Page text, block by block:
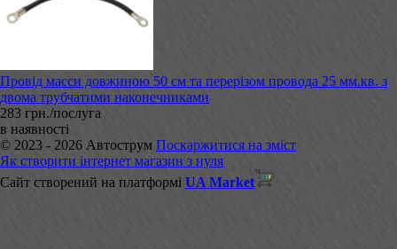
Провід масси довжиною 50 см та перерізом провода 25 мм.кв. з
двома трубчатими наконечниками
283 грн./послуга
в наявності
© 2023 - 2026 Автострум Поскаржитися на зміст
Як створити інтернет магазин з нуля
Сайт створений на платформі UA Market